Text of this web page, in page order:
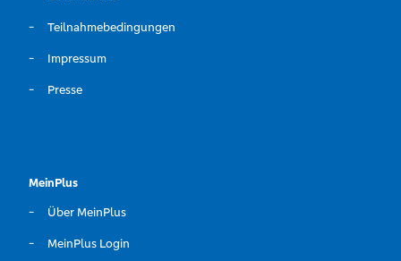
Teilnahmebedingungen
Impressum
Presse
MeinPlus
Über MeinPlus
MeinPlus Login